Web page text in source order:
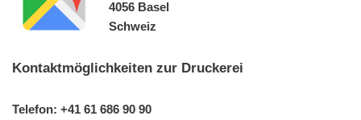
4056 Basel
Schweiz
Kontaktmöglichkeiten zur Druckerei
Telefon: +41 61 686 90 90